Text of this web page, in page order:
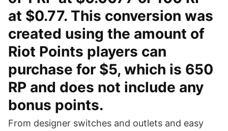
at $0.77. This conversion was
created using the amount of
Riot Points players can
purchase for $5, which is 650
RP and does not include any
bonus points.
From designer switches and outlets and easy